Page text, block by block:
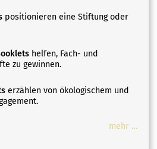
positionieren eine Stiftung oder
helfen, Fach- und
zu gewinnen.
erzählen von ökologischem und
mehr …